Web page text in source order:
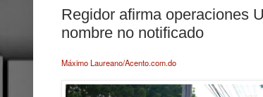
Regidor afirma operaciones
nombre no notificado
Máximo Laureano/Acento.com.do